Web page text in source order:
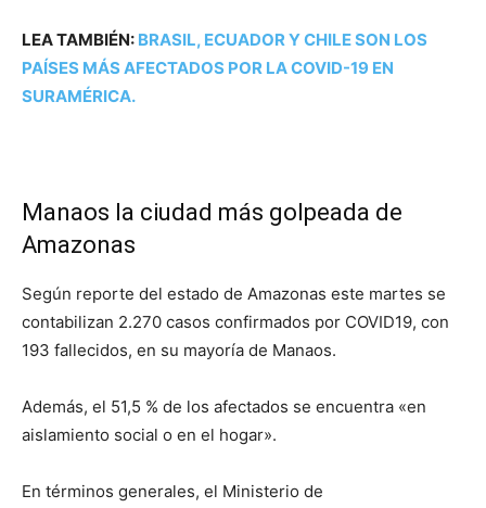
LEA TAMBIÉN: BRASIL, ECUADOR Y CHILE SON LOS
PAÍSES MÁS AFECTADOS POR LA COVID-19 EN
SURAMÉRICA.
Manaos la ciudad más golpeada de
Amazonas
Según reporte del estado de Amazonas este martes se
contabilizan 2.270 casos confirmados por COVID19, con
193 fallecidos, en su mayoría de Manaos.
Además, el 51,5 % de los afectados se encuentra «en
aislamiento social o en el hogar».
En términos generales, el Ministerio de